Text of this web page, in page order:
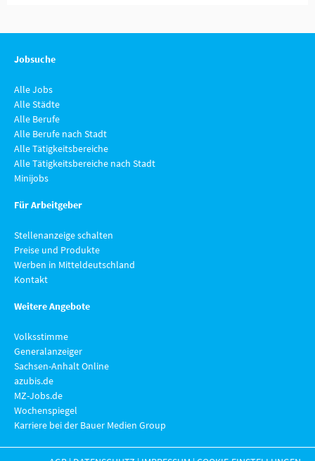
Jobsuche
Alle Jobs
Alle Städte
Alle Berufe
Alle Berufe nach Stadt
Alle Tätigkeitsbereiche
Alle Tätigkeitsbereiche nach Stadt
Minijobs
Für Arbeitgeber
Stellenanzeige schalten
Preise und Produkte
Werben in Mitteldeutschland
Kontakt
Weitere Angebote
Volksstimme
Generalanzeiger
Sachsen-Anhalt Online
azubis.de
MZ-Jobs.de
Wochenspiegel
Karriere bei der Bauer Medien Group